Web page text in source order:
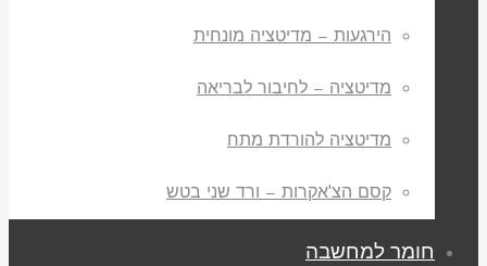
הירגעות – מדיטציה מונחית
מדיטציה – לחיבור לבריאה
מדיטציה להורדת מתח
קסם הצ'אקרות – ורד שני בטש
חומר למחשבה